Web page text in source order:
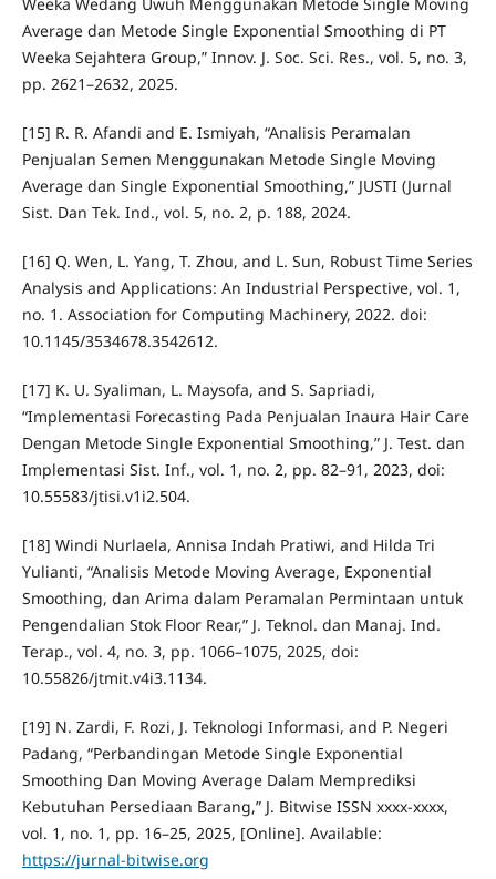
Average dan Metode Single Exponential Smoothing di PT
Weeka Sejahtera Group,” Innov. J. Soc. Sci. Res., vol. 5, no. 3,
pp. 2621–2632, 2025.
[15] R. R. Afandi and E. Ismiyah, “Analisis Peramalan
Penjualan Semen Menggunakan Metode Single Moving
Average dan Single Exponential Smoothing,” JUSTI (Jurnal
Sist. Dan Tek. Ind., vol. 5, no. 2, p. 188, 2024.
[16] Q. Wen, L. Yang, T. Zhou, and L. Sun, Robust Time Series
Analysis and Applications: An Industrial Perspective, vol. 1,
no. 1. Association for Computing Machinery, 2022. doi:
10.1145/3534678.3542612.
[17] K. U. Syaliman, L. Maysofa, and S. Sapriadi,
“Implementasi Forecasting Pada Penjualan Inaura Hair Care
Dengan Metode Single Exponential Smoothing,” J. Test. dan
Implementasi Sist. Inf., vol. 1, no. 2, pp. 82–91, 2023, doi:
10.55583/jtisi.v1i2.504.
[18] Windi Nurlaela, Annisa Indah Pratiwi, and Hilda Tri
Yulianti, “Analisis Metode Moving Average, Exponential
Smoothing, dan Arima dalam Peramalan Permintaan untuk
Pengendalian Stok Floor Rear,” J. Teknol. dan Manaj. Ind.
Terap., vol. 4, no. 3, pp. 1066–1075, 2025, doi:
10.55826/jtmit.v4i3.1134.
[19] N. Zardi, F. Rozi, J. Teknologi Informasi, and P. Negeri
Padang, “Perbandingan Metode Single Exponential
Smoothing Dan Moving Average Dalam Memprediksi
Kebutuhan Persediaan Barang,” J. Bitwise ISSN xxxx-xxxx,
vol. 1, no. 1, pp. 16–25, 2025, [Online]. Available:
https://jurnal-bitwise.org